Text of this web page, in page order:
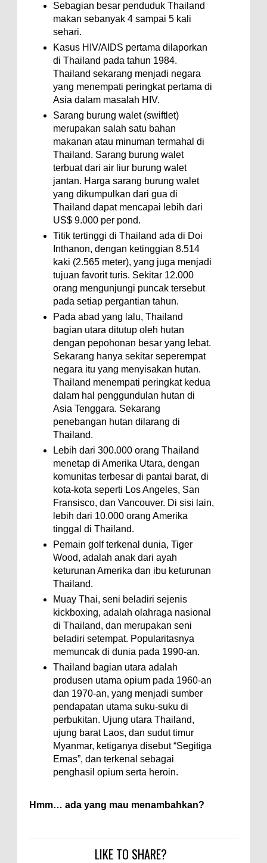
Sebagian besar penduduk Thailand
makan sebanyak 4 sampai 5 kali
sehari.
Kasus HIV/AIDS pertama dilaporkan
di Thailand pada tahun 1984.
Thailand sekarang menjadi negara
yang menempati peringkat pertama di
Asia dalam masalah HIV.
Sarang burung walet (swiftlet)
merupakan salah satu bahan
makanan atau minuman termahal di
Thailand. Sarang burung walet
terbuat dari air liur burung walet
jantan. Harga sarang burung walet
yang dikumpulkan dari gua di
Thailand dapat mencapai lebih dari
US$ 9.000 per pond.
Titik tertinggi di Thailand ada di Doi
Inthanon, dengan ketinggian 8.514
kaki (2.565 meter), yang juga menjadi
tujuan favorit turis. Sekitar 12.000
orang mengunjungi puncak tersebut
pada setiap pergantian tahun.
Pada abad yang lalu, Thailand
bagian utara ditutup oleh hutan
dengan pepohonan besar yang lebat.
Sekarang hanya sekitar seperempat
negara itu yang menyisakan hutan.
Thailand menempati peringkat kedua
dalam hal penggundulan hutan di
Asia Tenggara. Sekarang
penebangan hutan dilarang di
Thailand.
Lebih dari 300.000 orang Thailand
menetap di Amerika Utara, dengan
komunitas terbesar di pantai barat, di
kota-kota seperti Los Angeles, San
Fransisco, dan Vancouver. Di sisi lain,
lebih dari 10.000 orang Amerika
tinggal di Thailand.
Pemain golf terkenal dunia, Tiger
Wood, adalah anak dari ayah
keturunan Amerika dan ibu keturunan
Thailand.
Muay Thai, seni beladiri sejenis
kickboxing, adalah olahraga nasional
di Thailand, dan merupakan seni
beladiri setempat. Popularitasnya
memuncak di dunia pada 1990-an.
Thailand bagian utara adalah
produsen utama opium pada 1960-an
dan 1970-an, yang menjadi sumber
pendapatan utama suku-suku di
perbukitan. Ujung utara Thailand,
ujung barat Laos, dan sudut timur
Myanmar, ketiganya disebut “Segitiga
Emas”, dan terkenal sebagai
penghasil opium serta heroin.
Hmm… ada yang mau menambahkan?
LIKE TO SHARE?